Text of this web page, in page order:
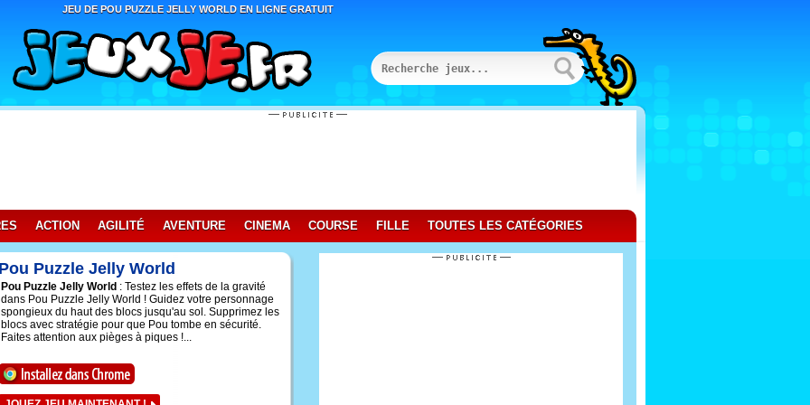
JEU DE POU PUZZLE JELLY WORLD EN LIGNE GRATUIT
ACTION AGILITÉ AVENTURE CINEMA COURSE FILLE TOUTES LES CATÉGORIES
Puzzle Jelly World
Pou Puzzle Jelly World : Testez les effets de la gravité
dans Pou Puzzle Jelly World ! Guidez votre personnage
spongieux du haut des blocs jusqu'au sol. Supprimez les
blocs avec stratégie pour que Pou tombe en sécurité.
Faites attention aux pièges à piques !...